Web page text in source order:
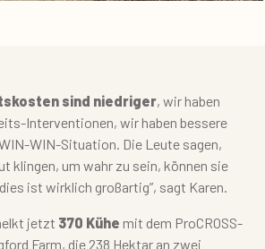
sind niedriger, wir haben
Interventionen, wir haben bessere
WIN-Situation. Die Leute sagen,
klingen, um wahr zu sein, können sie
ist wirklich großartig”, sagt Karen.
jetzt 370 Kühe mit dem ProCROSS-
Farm, die 238 Hektar an zwei